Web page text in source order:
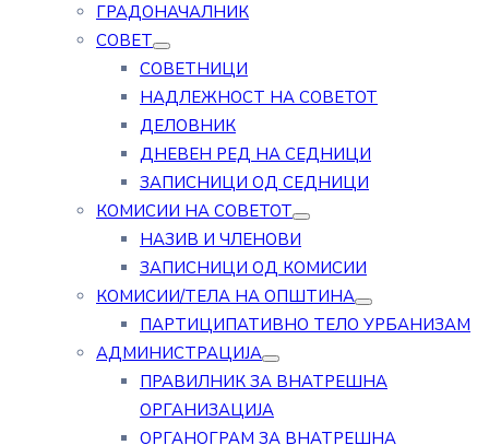
ГРАДОНАЧАЛНИК
СОВЕТ
СОВЕТНИЦИ
НАДЛЕЖНОСТ НА СОВЕТОТ
ДЕЛОВНИК
ДНЕВЕН РЕД НА СЕДНИЦИ
ЗАПИСНИЦИ ОД СЕДНИЦИ
КОМИСИИ НА СОВЕТОТ
НАЗИВ И ЧЛЕНОВИ
ЗАПИСНИЦИ ОД КОМИСИИ
КОМИСИИ/ТЕЛА НА ОПШТИНА
ПАРТИЦИПАТИВНО ТЕЛО УРБАНИЗАМ
АДМИНИСТРАЦИЈА
ПРАВИЛНИК ЗА ВНАТРЕШНА
ОРГАНИЗАЦИЈА
ОРГАНОГРАМ ЗА ВНАТРЕШНА